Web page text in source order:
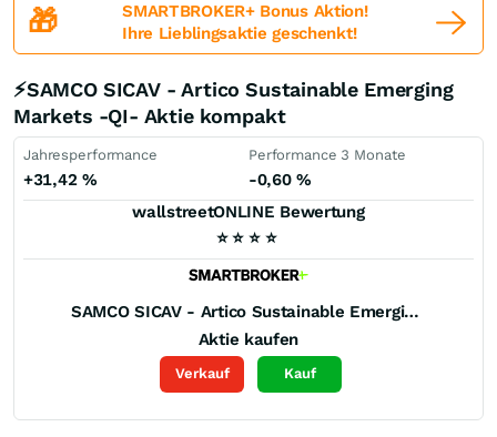
🎁
SMARTBROKER+ Bonus Aktion!
Ihre Lieblingsaktie geschenkt!
⚡SAMCO SICAV - Artico Sustainable Emerging
Markets -QI- Aktie kompakt
Jahresperformance
+31,42 %
Performance 3 Monate
-0,60%
wallstreetONLINE Bewertung
⭐ ⭐ ⭐ ⭐
SAMCO SICAV - Artico Sustainable Emerging Markets -QI-
Aktie kaufen
Verkauf Kauf